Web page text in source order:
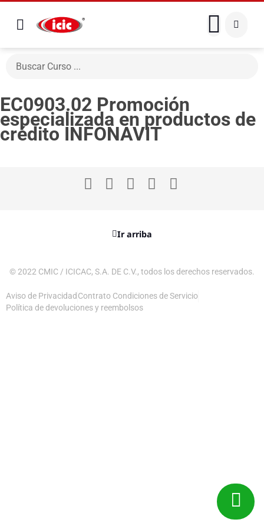
EC0903.02 Promoción
especializada en productos de
crédito INFONAVIT
Ir arriba
© 2022 CMIC / ICICAC, S.A. DE C.V., todos los derechos reservados.
Aviso de Privacidad Contrato Condiciones de Servicio
Política de devoluciones y reembolsos